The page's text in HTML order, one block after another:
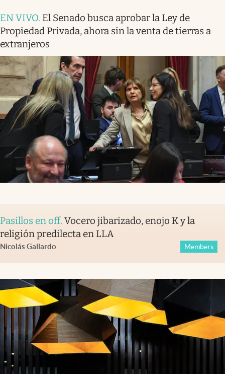
EN VIVO. El Senado busca aprobar la Ley de
Propiedad Privada, ahora sin la venta de tierras a
extranjeros
Pasillos en off. Vocero jibarizado, enojo K y la
religión predilecta en LLA
Nicolás Gallardo Members